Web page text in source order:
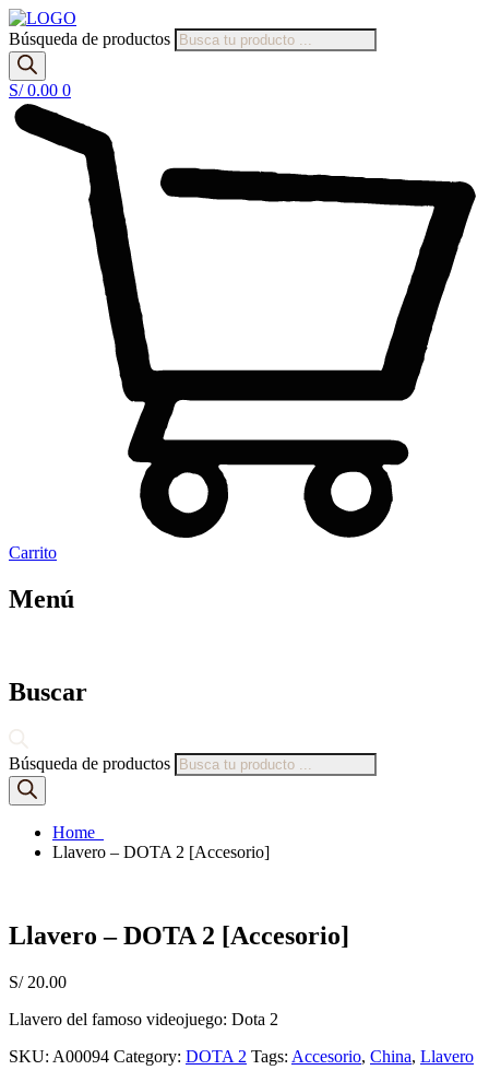
Búsqueda de productos
S/0.00 0
Carrito
Menú
Buscar
Búsqueda de productos
Home
Llavero – DOTA 2 [Accesorio]
Llavero – DOTA 2 [Accesorio]
S/20.00
Llavero del famoso videojuego: Dota 2
SKU: A00094 Category: DOTA 2 Tags: Accesorio, China, Llavero